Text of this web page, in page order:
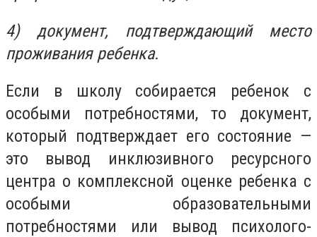
4) документ, подтверждающий место
проживания ребенка.
Если в школу собирается ребенок с
особыми потребностями, то документ,
который подтверждает его состояние —
это вывод инклюзивного ресурсного
центра о комплексной оценке ребенка с
особыми образовательными
потребностями или вывод психолого-